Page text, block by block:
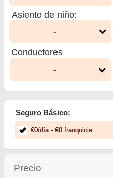
Asiento de niño:
-
Conductores
-
Seguro Básico:
€0/día- €0franquicia
Precio